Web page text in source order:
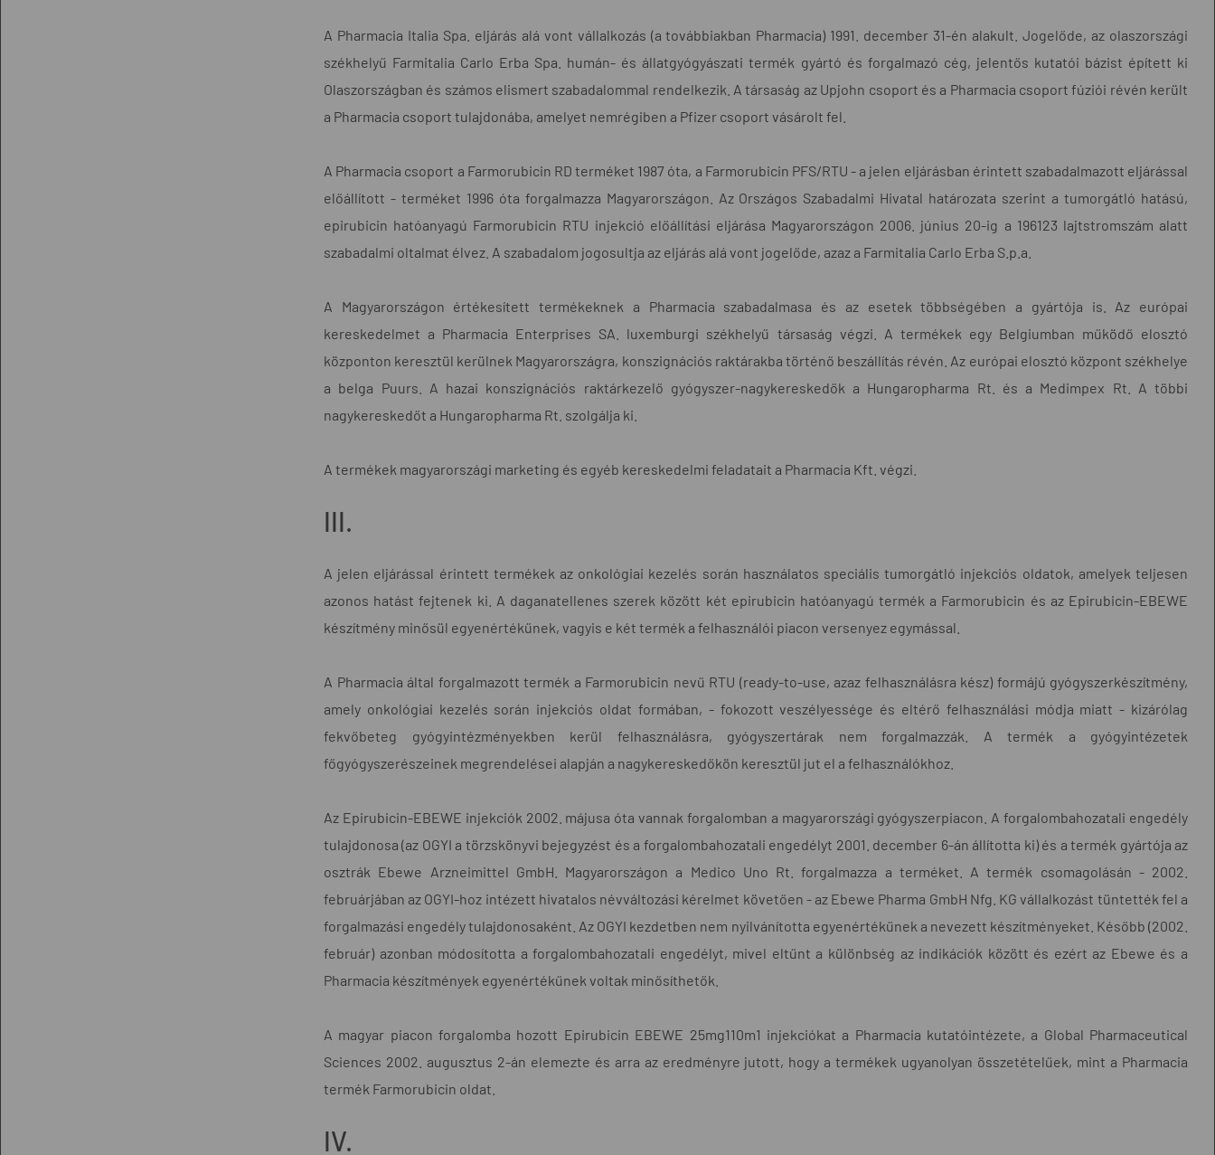
A Pharmacia Italia Spa. eljárás alá vont vállalkozás (a továbbiakban Pharmacia) 1991. december 31-én alakult. Jogelőde, az olaszországi
székhelyű Farmitalia Carlo Erba Spa. humán- és állatgyógyászati termék gyártó és forgalmazó cég, jelentős kutatói bázist épített ki
Olaszországban és számos elismert szabadalommal rendelkezik. A társaság az Upjohn csoport és a Pharmacia csoport fúziói révén került
a Pharmacia csoport tulajdonába, amelyet nemrégiben a Pfizer csoport vásárolt fel.
A Pharmacia csoport a Farmorubicin RD terméket 1987 óta, a Farmorubicin PFS/RTU - a jelen eljárásban érintett szabadalmazott eljárással
előállított - terméket 1996 óta forgalmazza Magyarországon. Az Országos Szabadalmi Hivatal határozata szerint a tumorgátló hatású,
epirubicin hatóanyagú Farmorubicin RTU injekció előállítási eljárása Magyarországon 2006. június 20-ig a 196123 lajtstromszám alatt
szabadalmi oltalmat élvez. A szabadalom jogosultja az eljárás alá vont jogelőde, azaz a Farmitalia Carlo Erba S.p.a.
A Magyarországon értékesített termékeknek a Pharmacia szabadalmasa és az esetek többségében a gyártója is. Az európai
kereskedelmet a Pharmacia Enterprises SA. luxemburgi székhelyű társaság végzi. A termékek egy Belgiumban működő elosztó
központon keresztül kerülnek Magyarországra, konszignációs raktárakba történő beszállítás révén. Az európai elosztó központ székhelye
a belga Puurs. A hazai konszignációs raktárkezelő gyógyszer-nagykereskedők a Hungaropharma Rt. és a Medimpex Rt. A többi
nagykereskedőt a Hungaropharma Rt. szolgálja ki.
A termékek magyarországi marketing és egyéb kereskedelmi feladatait a Pharmacia Kft. végzi.
III.
A jelen eljárással érintett termékek az onkológiai kezelés során használatos speciális tumorgátló injekciós oldatok, amelyek teljesen
azonos hatást fejtenek ki. A daganatellenes szerek között két epirubicin hatóanyagú termék a Farmorubicin és az Epirubicin-EBEWE
készítmény minősül egyenértékűnek, vagyis e két termék a felhasználói piacon versenyez egymással.
A Pharmacia által forgalmazott termék a Farmorubicin nevű RTU (ready-to-use, azaz felhasználásra kész) formájú gyógyszerkészítmény,
amely onkológiai kezelés során injekciós oldat formában, - fokozott veszélyessége és eltérő felhasználási módja miatt - kizárólag
fekvőbeteg gyógyintézményekben kerül felhasználásra, gyógyszertárak nem forgalmazzák. A termék a gyógyintézetek
főgyógyszerészeinek megrendelései alapján a nagykereskedőkön keresztül jut el a felhasználókhoz.
Az Epirubicin-EBEWE injekciók 2002. májusa óta vannak forgalomban a magyarországi gyógyszerpiacon. A forgalombahozatali engedély
tulajdonosa (az OGYI a törzskönyvi bejegyzést és a forgalombahozatali engedélyt 2001. december 6-án állította ki) és a termék gyártója az
osztrák Ebewe Arzneimittel GmbH. Magyarországon a Medico Uno Rt. forgalmazza a terméket. A termék csomagolásán - 2002.
februárjában az OGYI-hoz intézett hivatalos névváltozási kérelmet követően - az Ebewe Pharma GmbH Nfg. KG vállalkozást tüntették fel a
forgalmazási engedély tulajdonosaként. Az OGYI kezdetben nem nyilvánította egyenértékűnek a nevezett készítményeket. Később (2002.
február) azonban módosította a forgalombahozatali engedélyt, mivel eltűnt a különbség az indikációk között és ezért az Ebewe és a
Pharmacia készítmények egyenértékűnek voltak minősíthetők.
A magyar piacon forgalomba hozott Epirubicin EBEWE 25mg110m1 injekciókat a Pharmacia kutatóintézete, a Global Pharmaceutical
Sciences 2002. augusztus 2-án elemezte és arra az eredményre jutott, hogy a termékek ugyanolyan összetételűek, mint a Pharmacia
termék Farmorubicin oldat.
IV.